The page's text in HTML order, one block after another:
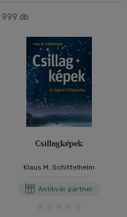
999 db
Csillagképek
Klaus M. Schittelhelm
Antikvár partner